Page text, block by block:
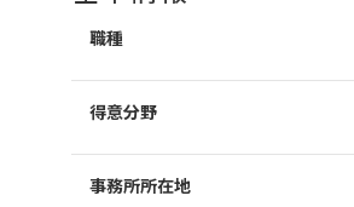
職種
得意分野
事務所所在地